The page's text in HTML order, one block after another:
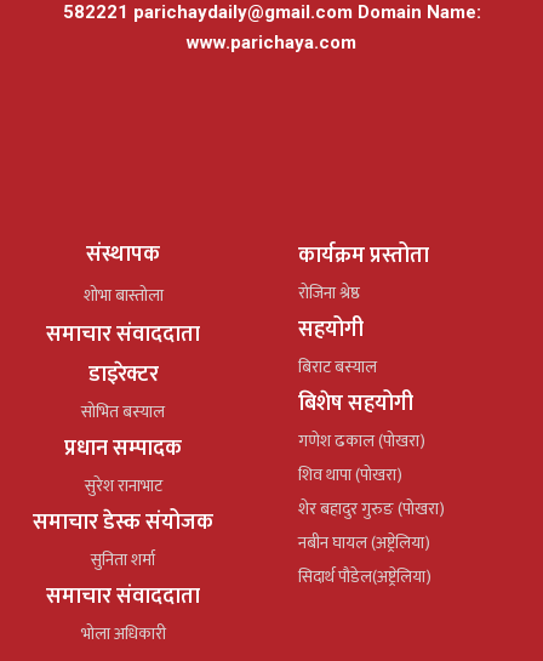
582221 parichaydaily@gmail.comDomain Name:
www.parichaya.com
संस्थापक
शोभा बास्तोला
समाचार संवाददाता
डाइरेक्टर
सोभित बस्याल
प्रधान सम्पादक
सुरेश रानाभाट
समाचार डेस्क संयोजक
सुनिता शर्मा
समाचार संवाददाता
भोला अधिकारी
कार्यक्रम प्रस्तोता
रोजिना श्रेष्ठ
सहयोगी
बिराट बस्याल
बिशेष सहयोगी
गणेश ढकाल (पोखरा)
शिव थापा (पोखरा)
शेर बहादुर गुरुङ (पोखरा)
नबीन घायल (अष्ट्रेलिया)
सिदार्थ पौडेल(अष्ट्रेलिया)